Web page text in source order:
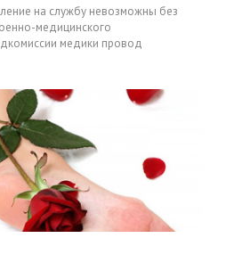
на службу невозможны без
медицинского
медики провод